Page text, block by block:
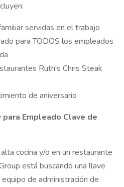
servidas en el trabajo
para TODOS los empleados
Ruth's Chris Steak
de aniversario
para Empleado Clave de
cocina y/o en un restaurante
está buscando una llave
de administración de